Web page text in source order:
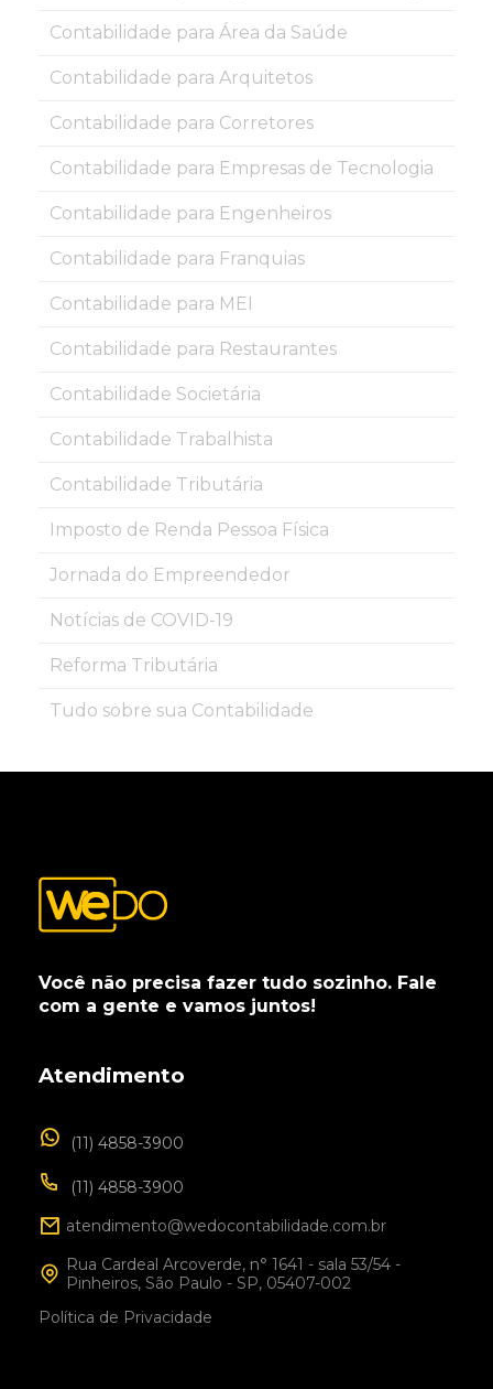
Contabilidade para Área da Saúde
Contabilidade para Arquitetos
Contabilidade para Corretores
Contabilidade para Empresas de Tecnologia
Contabilidade para Engenheiros
Contabilidade para Franquias
Contabilidade para MEI
Contabilidade para Restaurantes
Contabilidade Societária
Contabilidade Trabalhista
Contabilidade Tributária
Imposto de Renda Pessoa Física
Jornada do Empreendedor
Notícias de COVID-19
Reforma Tributária
Tudo sobre sua Contabilidade
Você não precisa fazer tudo sozinho. Fale
com a gente e vamos juntos!
Atendimento
(11) 4858-3900
(11) 4858-3900
atendimento@wedocontabilidade.com.br
Rua Cardeal Arcoverde, n° 1641 - sala 53/54 -
Pinheiros, São Paulo - SP, 05407-002
Política de Privacidade